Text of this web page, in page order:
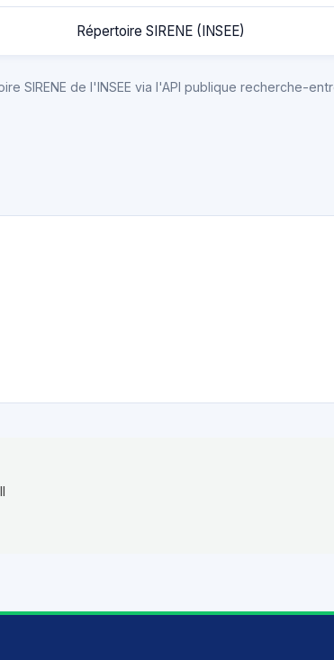
Répertoire SIRENE (INSEE)
SIRENE de l'INSEE via l'API publique recherche-